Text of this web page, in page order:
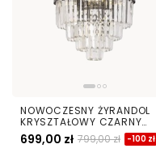
NOWOCZESNY ŻYRANDOL
KRYSZTAŁOWY CZARNY
CAPRIA D40
699,00 zł 799,00 zł -100 zł